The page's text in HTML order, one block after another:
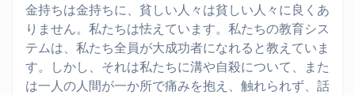
金持ちは金持ちに、貧しい人々は貧しい人々に良くあ
りません。私たちは怯えています。私たちの教育シス
テムは、私たち全員が大成功者になれると教えていま
す。しかし、それは私たちに溝や自殺について、また
は一人の人間が一か所で痛みを抱え、触れられず、話